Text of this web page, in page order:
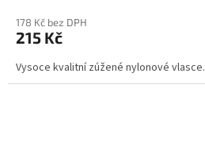
178 Kč bez DPH
215 Kč
Vysoce kvalitní zúžené nylonové vlasce.